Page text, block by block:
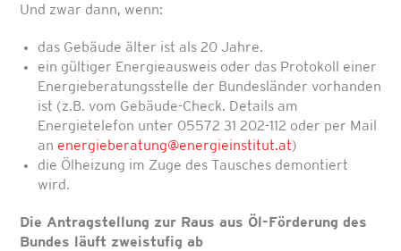
Und zwar dann, wenn:
das Gebäude älter ist als 20 Jahre.
ein gültiger Energieausweis oder das Protokoll einer
Energieberatungsstelle der Bundesländer vorhanden
ist (z.B. vom Gebäude-Check. Details am
Energietelefon unter 05572 31 202-112 oder per Mail
an energieberatung@energieinstitut.at)
die Ölheizung im Zuge des Tausches demontiert
wird.
Die Antragstellung zur Raus aus Öl-Förderung des
Bundes läuft zweistufig ab